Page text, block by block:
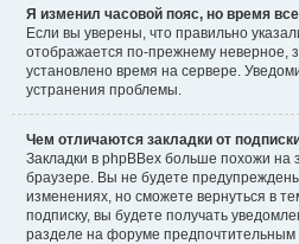
Я изменил часовой пояс, но время
Если вы уверены, что правильно
отображается по-прежнему неверное,
установлено время на сервере.
устранения проблемы.
Чем отличаются закладки от
Закладки в phpBBex больше похожи на
браузере. Вы не будете
изменениях, но сможете вернуться в
подписку, вы будете получать
разделе на форуме предпочтительным